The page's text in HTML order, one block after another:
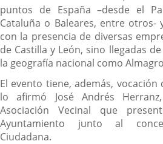
puntos de España –desde el
Cataluña o Baleares, entre otros-
con la presencia de diversas
de Castilla y León, sino llegadas
la geografía nacional como
El evento tiene, además,
lo afirmó José Andrés
Asociación Vecinal que
Ayuntamiento junto al
Ciudadana.